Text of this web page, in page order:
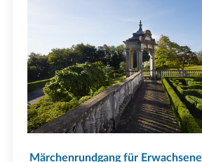
Märchenrundgang für Erwachsene